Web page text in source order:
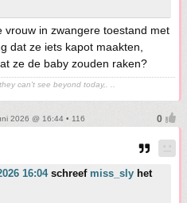
vrouw in zwangere toestand met
dat ze iets kapot maakten,
ze de baby zouden raken?
can't see beyond today,. ..
2026 @ 16:44 • 116
16:04schreef miss_sly het